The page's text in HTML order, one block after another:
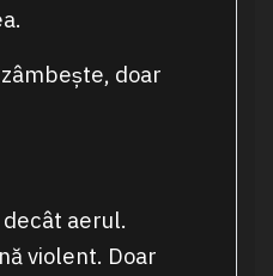
doar
decât aerul.
violent. Doar